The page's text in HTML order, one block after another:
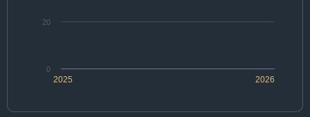
2025 2026
0
20